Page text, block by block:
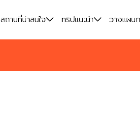
สถานที่น่าสนใจ ทริปแนะนำ วางแผน
สถานที่น่าสนใจ ทริปแนะนำ วางแผน